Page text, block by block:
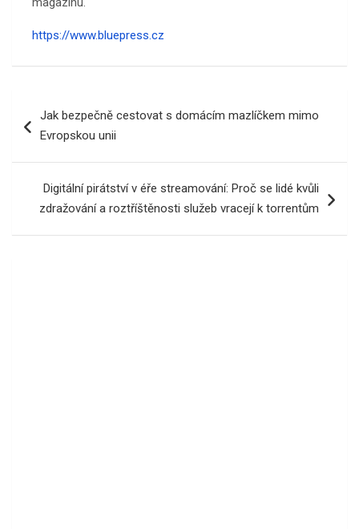
https://www.bluepress.cz
proJak bezpečně cestovat s domácím mazlíčkem mimo
Evropskou unii
Digitální pirátství v éře streamování: Proč se lidé kvůli
zdražování a roztříštěnosti služeb vracejí k torrentům